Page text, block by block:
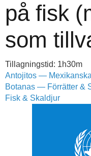
på fisk
som
Tillagningstid: 1h30m
Antojitos —
Botanas — Förrätter &
Fisk & Skaldjur